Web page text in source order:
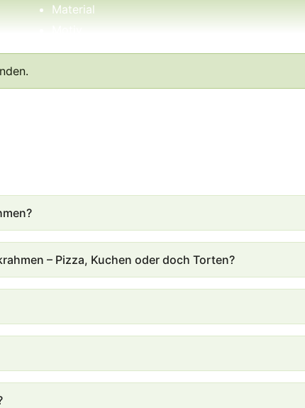
Material
Größe
– Pizza, Kuchen oder doch Torten?